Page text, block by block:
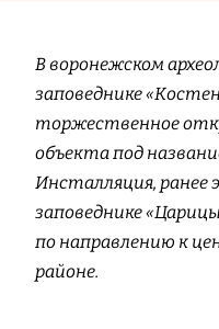
В воронежском
заповеднике
торжественное
объекта под
Инсталляция, ранее
заповеднике
по направлению к
районе.